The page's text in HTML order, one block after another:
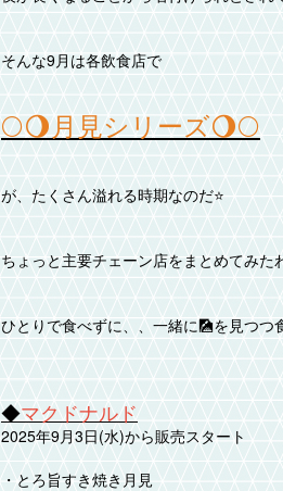
そんな9月は各飲食店で
🌕️🌖月見シリーズ🌖🌕️
が、たくさん溢れる時期なのだ⭐️
ちょっと主要チェーン店をまとめてみた
ひとりで食べずに、、一緒に🎑を見つつ
◆マクドナルド
2025年9月3日(水)から販売スタート
・とろ旨すき焼き月見